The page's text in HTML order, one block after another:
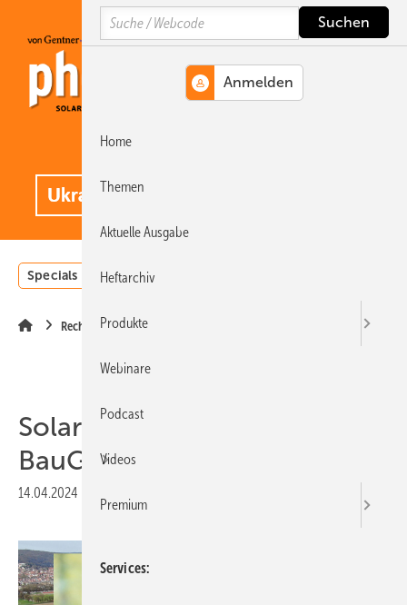
Hauptinhalt
Hauptmenü
SiteSearch
Specials Einstrahlungsatlas
Recht
Solarparks: Ist der Turbo im
BauGB gezündet?
14.04.2024
Search
Home
Themen
Aktuelle Ausgabe
Heftarchiv
Produkte
Webinare
Podcast
Videos
Premium
Services